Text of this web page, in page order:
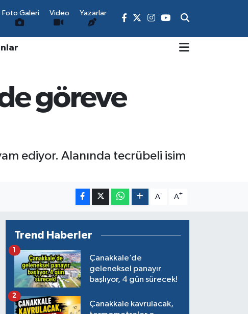
Foto Galeri Video Yazarlar
göreve
ediyor. Alanında tecrübeli isim
A- A+
Trend Haberler
Çanakkale’de
geleneksel panayır
başlıyor, 4 gün sürecek!
1
Çanakkale kavrulacak,
2